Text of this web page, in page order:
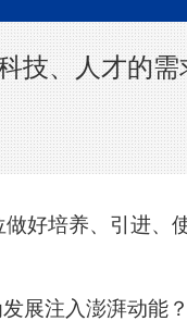
技、人才的需
好培养、引进、
展注入澎湃动能？